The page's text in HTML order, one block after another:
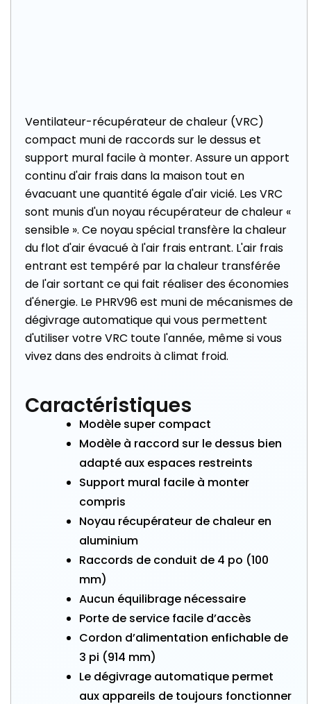
Ventilateur-récupérateur de chaleur (VRC)
compact muni de raccords sur le dessus et
support mural facile à monter. Assure un apport
continu d'air frais dans la maison tout en
évacuant une quantité égale d'air vicié. Les VRC
sont munis d'un noyau récupérateur de chaleur «
sensible ». Ce noyau spécial transfère la chaleur
du flot d'air évacué à l'air frais entrant. L'air frais
entrant est tempéré par la chaleur transférée
de l'air sortant ce qui fait réaliser des économies
d'énergie. Le PHRV96 est muni de mécanismes de
dégivrage automatique qui vous permettent
d'utiliser votre VRC toute l'année, même si vous
vivez dans des endroits à climat froid.
Caractéristiques
Modèle super compact
Modèle à raccord sur le dessus bien
adapté aux espaces restreints
Support mural facile à monter
compris
Noyau récupérateur de chaleur en
aluminium
Raccords de conduit de 4 po (100
mm)
Aucun équilibrage nécessaire
Porte de service facile d’accès
Cordon d’alimentation enfichable de
3 pi (914 mm)
Le dégivrage automatique permet
aux appareils de toujours fonctionner